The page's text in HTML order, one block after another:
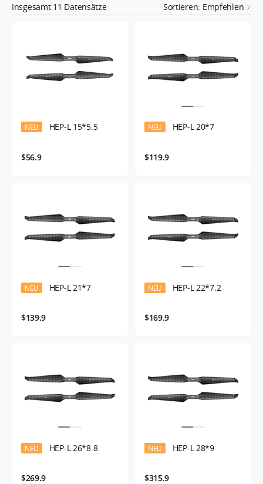
Insgesamt 11 Datensätze Sortieren: Empfehlen
NEU HEP-L 15*5.5
$56.9
NEU HEP-L 20*7
$119.9
NEU HEP-L 21*7
$139.9
NEU HEP-L 22*7.2
$169.9
NEU HEP-L 26*8.8
$269.9
NEU HEP-L 28*9
$315.9